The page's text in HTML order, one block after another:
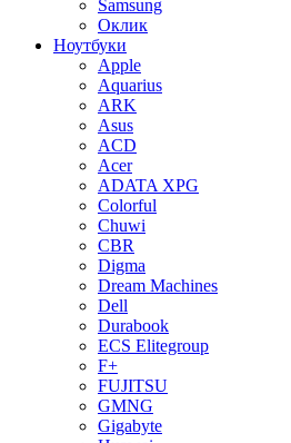
Samsung
Оклик
Ноутбуки
Apple
Aquarius
ARK
Asus
ACD
Acer
ADATA XPG
Colorful
Chuwi
CBR
Digma
Dream Machines
Dell
Durabook
ECS Elitegroup
F+
FUJITSU
GMNG
Gigabyte